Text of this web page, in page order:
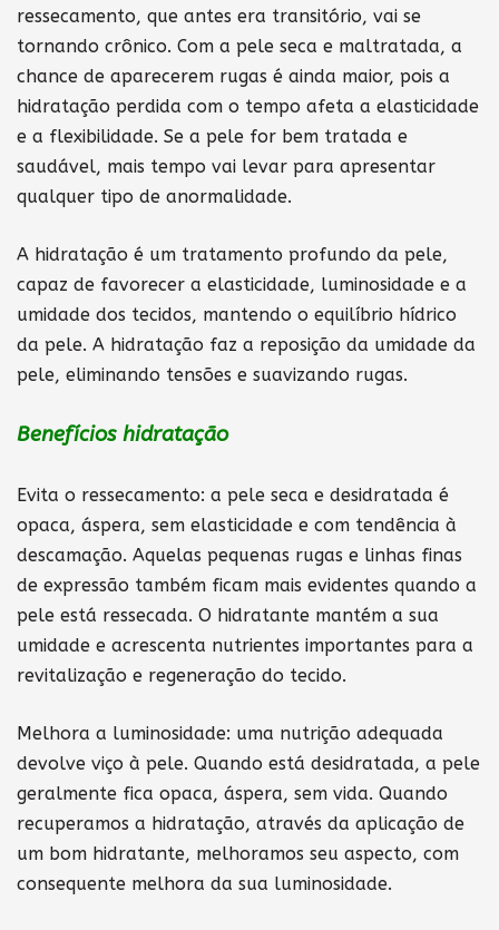
ressecamento, que antes era transitório, vai se
tornando crônico. Com a pele seca e maltratada, a
chance de aparecerem rugas é ainda maior, pois a
hidratação perdida com o tempo afeta a elasticidade
e a flexibilidade. Se a pele for bem tratada e
saudável, mais tempo vai levar para apresentar
qualquer tipo de anormalidade.
A hidratação é um tratamento profundo da pele,
capaz de favorecer a elasticidade, luminosidade e a
umidade dos tecidos, mantendo o equilíbrio hídrico
da pele. A hidratação faz a reposição da umidade da
pele, eliminando tensões e suavizando rugas.
Benefícios hidratação
Evita o ressecamento: a pele seca e desidratada é
opaca, áspera, sem elasticidade e com tendência à
descamação. Aquelas pequenas rugas e linhas finas
de expressão também ficam mais evidentes quando a
pele está ressecada. O hidratante mantém a sua
umidade e acrescenta nutrientes importantes para a
revitalização e regeneração do tecido.
Melhora a luminosidade: uma nutrição adequada
devolve viço à pele. Quando está desidratada, a pele
geralmente fica opaca, áspera, sem vida. Quando
recuperamos a hidratação, através da aplicação de
um bom hidratante, melhoramos seu aspecto, com
consequente melhora da sua luminosidade.